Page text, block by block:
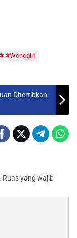
#Wonogiri
Ditertibkan
Ruas yang wajib